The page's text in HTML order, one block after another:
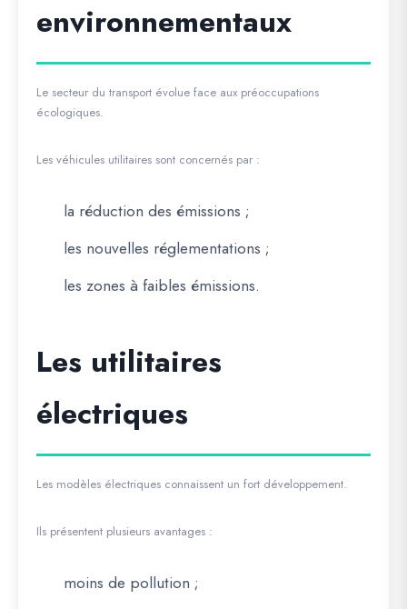
environnementaux
Le secteur du transport évolue face aux préoccupations
écologiques.
Les véhicules utilitaires sont concernés par :
la réduction des émissions ;
les nouvelles réglementations ;
les zones à faibles émissions.
Les utilitaires
électriques
Les modèles électriques connaissent un fort développement.
Ils présentent plusieurs avantages :
moins de pollution ;